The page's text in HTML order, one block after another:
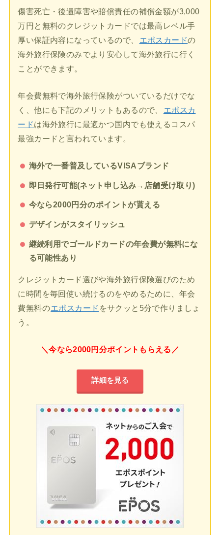
傷害死亡・後遺障害や賠償責任の補償金額が3,000
万円と無料のクレジットカードでは最高レベル手
厚い保証内容になっているので、
エポスカードの
海外旅行保険のみでより安心して海外旅行に行く
ことができます。
年会費無料で海外旅行保険がついているだけでな
く、他にも下記のメリットもあるので、
エポスカ
ードは海外旅行に最適かつ国内でも使えるコスパ
最強カードと言われています。
海外で一番普及しているVISAブランド
即日発行可能(ネット申し込み→店舗受け取り)
今なら2000円分のポイントが貰える
デザインがスタイリッシュ
継続利用でゴールドカードの年会費が無料にな
る可能性あり
クレジットカード選びや海外旅行保険選びのため
に時間を毎回使い続けるのをやめるために、年会
費無料のエポスカード をサクッと5分で作りましょ
う。
＼今なら2000円分ポイントもらえる／
詳細を見る